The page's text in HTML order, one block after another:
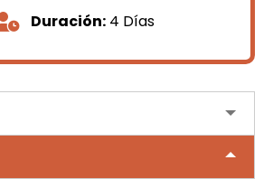
Duración:4 Días